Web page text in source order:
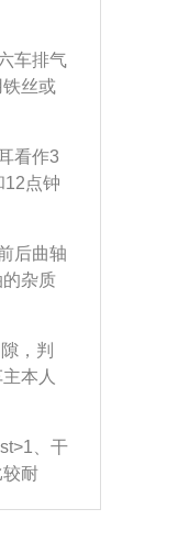
，这
车排气
丝或
如果
急措
有的
后将
的东
多引起
草酸
洗剂
辆启
烧
三元
况就
看作3
12点钟
握住
同的
练
真实
好方
后曲轴
杂质
效果
、
缸体
中，
。使用
机油现
性，
，判
本人
或4s
破
轴磨
生异
球头
、干
耐